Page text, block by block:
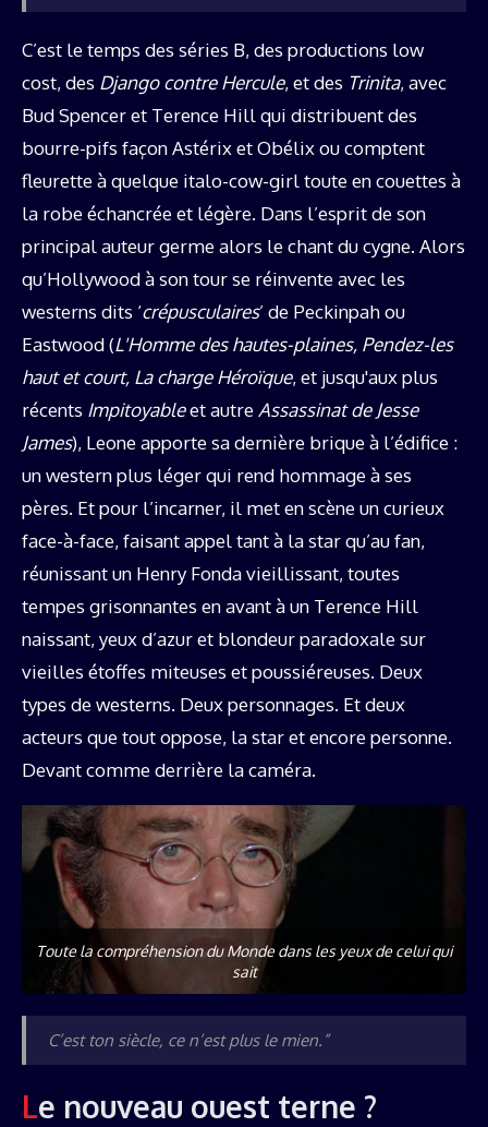
C’est le temps des séries B, des productions low
cost, des Django contre Hercule, et des Trinita, avec
Bud Spencer et Terence Hill qui distribuent des
bourre-pifs façon Astérix et Obélix ou comptent
fleurette à quelque italo-cow-girl toute en couettes à
la robe échancrée et légère. Dans l’esprit de son
principal auteur germe alors le chant du cygne. Alors
qu’Hollywood à son tour se réinvente avec les
westerns dits ‘crépusculaires’ de Peckinpah ou
Eastwood (L'Homme des hautes-plaines, Pendez-les
haut et court, La charge Héroïque, et jusqu'aux plus
récents Impitoyableet autre Assassinat de Jesse
James), Leone apporte sa dernière brique à l’édifice :
un western plus léger qui rend hommage à ses
pères. Et pour l’incarner, il met en scène un curieux
face-à-face, faisant appel tant à la star qu’au fan,
réunissant un Henry Fonda vieillissant, toutes
tempes grisonnantes en avant à un Terence Hill
naissant, yeux d’azur et blondeur paradoxale sur
vieilles étoffes miteuses et poussiéreuses. Deux
types de westerns. Deux personnages. Et deux
acteurs que tout oppose, la star et encore personne.
Devant comme derrière la caméra.
Toute la compréhension du Monde dans les yeux de celui qui
sait
C’est ton siècle, ce n’est plus le mien.”
Le nouveau ouest terne ?